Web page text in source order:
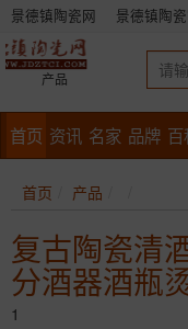
景德镇陶瓷网 景德镇陶
产品
首页 资讯 名家 品牌
首页 产品
复古陶瓷清
分酒器酒瓶
1